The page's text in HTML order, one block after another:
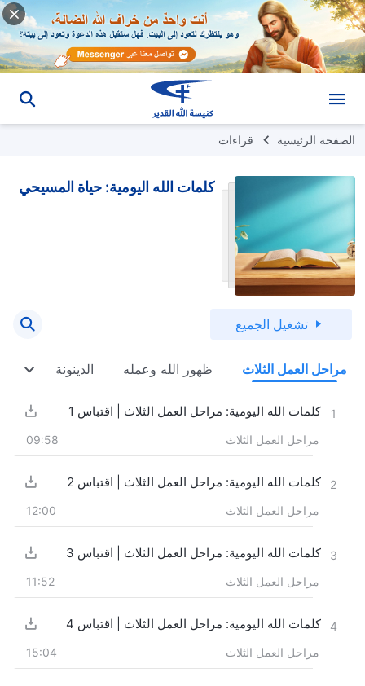
الصفحة الرئيسية قراءات
كلمات الله اليومية: حياة المسيحي
تشغيل الجميع
مراحل العمل الثلاث ظهور الله وعمله الدينونة في
1 كلمات الله اليومية: مراحل العمل الثلاث | اقتباس 1
مراحل العمل الثلاث 09:58
2 كلمات الله اليومية: مراحل العمل الثلاث | اقتباس 2
مراحل العمل الثلاث 12:00
3 كلمات الله اليومية: مراحل العمل الثلاث | اقتباس 3
مراحل العمل الثلاث 11:52
4 كلمات الله اليومية: مراحل العمل الثلاث | اقتباس 4
مراحل العمل الثلاث 15:04